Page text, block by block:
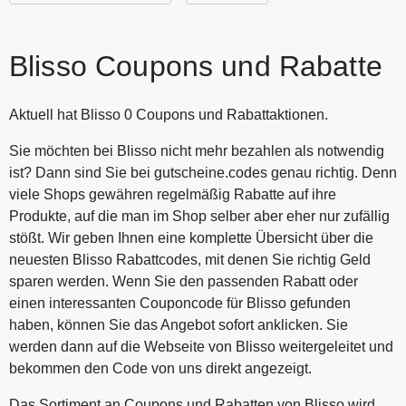
Blisso Coupons und Rabatte
Aktuell hat Blisso 0 Coupons und Rabattaktionen.
Sie möchten bei Blisso nicht mehr bezahlen als notwendig
ist? Dann sind Sie bei gutscheine.codes genau richtig. Denn
viele Shops gewähren regelmäßig Rabatte auf ihre
Produkte, auf die man im Shop selber aber eher nur zufällig
stößt. Wir geben Ihnen eine komplette Übersicht über die
neuesten Blisso Rabattcodes, mit denen Sie richtig Geld
sparen werden. Wenn Sie den passenden Rabatt oder
einen interessanten Couponcode für Blisso gefunden
haben, können Sie das Angebot sofort anklicken. Sie
werden dann auf die Webseite von Blisso weitergeleitet und
bekommen den Code von uns direkt angezeigt.